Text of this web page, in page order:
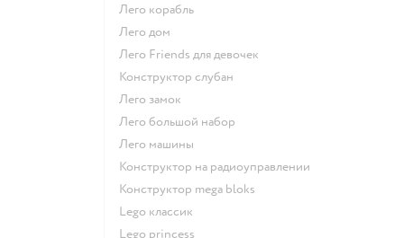
Лего корабль
Лего дом
Лего Friends для девочек
Конструктор слубан
Лего замок
Лего большой набор
Лего машины
Конструктор на радиоуправлении
Конструктор mega bloks
Lego классик
Lego princess